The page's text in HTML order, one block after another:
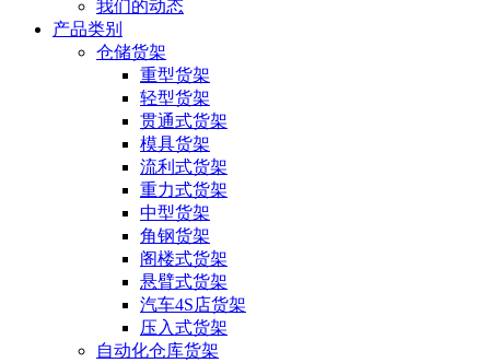
我们的动态
产品类别
仓储货架
重型货架
轻型货架
贯通式货架
模具货架
流利式货架
重力式货架
中型货架
角钢货架
阁楼式货架
悬臂式货架
汽车4S店货架
压入式货架
自动化仓库货架